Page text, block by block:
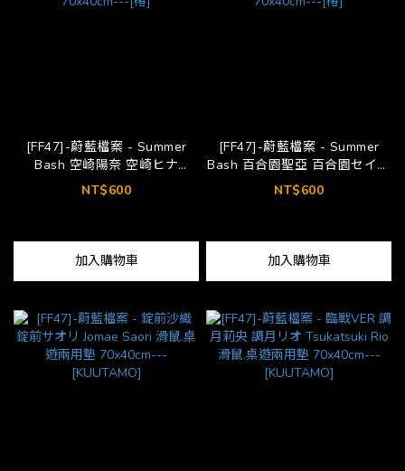
[FF47]-蔚藍檔案 - Summer
Bash 空崎陽奈 空崎ヒナ
Sorasaki Hina 滑鼠.桌遊兩用墊
70x40cm---[椿]
NT$600
加入購物車
[FF47]-蔚藍檔案 - Summer
Bash 百合園聖亞 百合園セイア
Yurizono Seia 滑鼠.桌遊兩用墊
70x40cm---[椿]
NT$600
加入購物車